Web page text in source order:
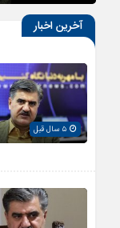
آخرین اخبار